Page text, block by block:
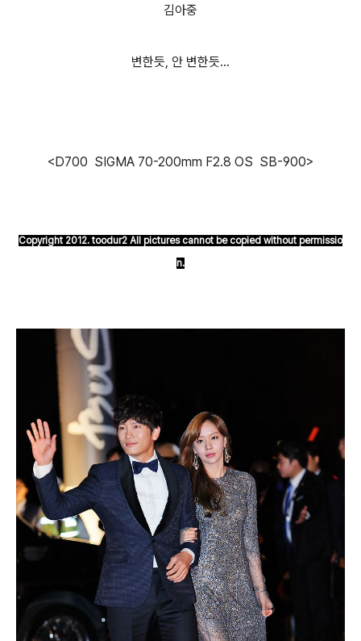
김아중
변한듯, 안 변한듯...
<D700 SIGMA 70-200mm F2.8 OS SB-900>
Copyright 2012. toodur2 All pictures cannot be copied without permissio
n.